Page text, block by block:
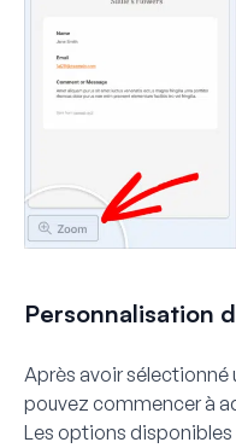
Personnalisation
Après avoir sélectionné
pouvez commencer à
Les options